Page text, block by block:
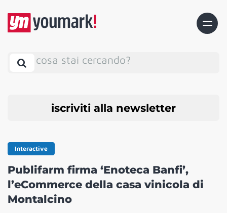
cosa stai cercando?
iscriviti alla newsletter
Interactive
Publifarm firma ‘Enoteca Banfi’,
l’eCommerce della casa vinicola di
Montalcino